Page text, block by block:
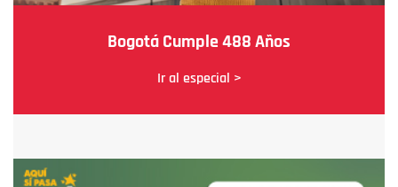
Bogotá Cumple 488 Años
Ir al especial >